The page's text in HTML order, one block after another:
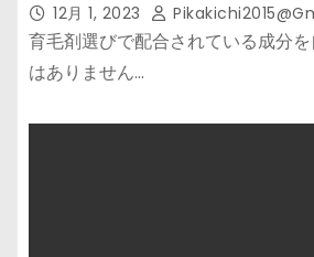
12月 1, 2023
育毛剤選びで配合されている成分
はありません…